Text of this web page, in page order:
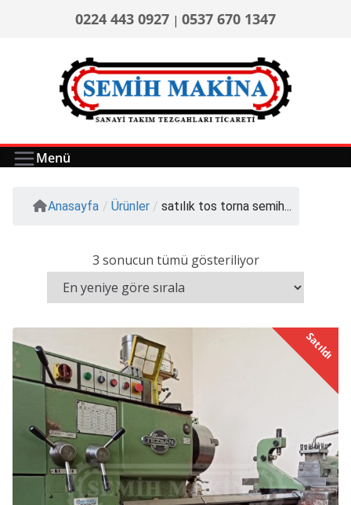
0224 443 0927 | 0537 670 1347
Menü
Anasayfa / Ürünler / satılık tos torna semih...
3 sonucun tümü gösteriliyor
Satıldı